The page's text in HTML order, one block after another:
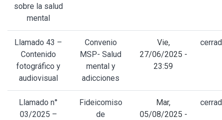
sobre la salud
mental
Llamado 43 –
Contenido
fotográfico y
audiovisual
Convenio
MSP- Salud
mental y
adicciones
Vie,
27/06/2025 -
23:59
Llamado n°
03/2025 –
Fideicomiso
de
Mar,
05/08/2025 -